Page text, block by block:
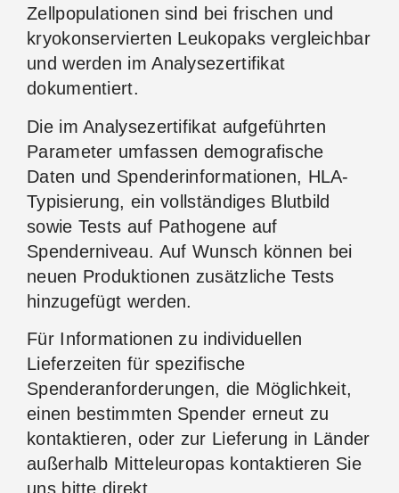
Zellpopulationen sind bei frischen und
kryokonservierten Leukopaks vergleichbar
und werden im Analysezertifikat
dokumentiert.
Die im Analysezertifikat aufgeführten
Parameter umfassen demografische
Daten und Spenderinformationen, HLA-
Typisierung, ein vollständiges Blutbild
sowie Tests auf Pathogene auf
Spenderniveau. Auf Wunsch können bei
neuen Produktionen zusätzliche Tests
hinzugefügt werden.
Für Informationen zu individuellen
Lieferzeiten für spezifische
Spenderanforderungen, die Möglichkeit,
einen bestimmten Spender erneut zu
kontaktieren, oder zur Lieferung in Länder
außerhalb Mitteleuropas kontaktieren Sie
uns bitte direkt.